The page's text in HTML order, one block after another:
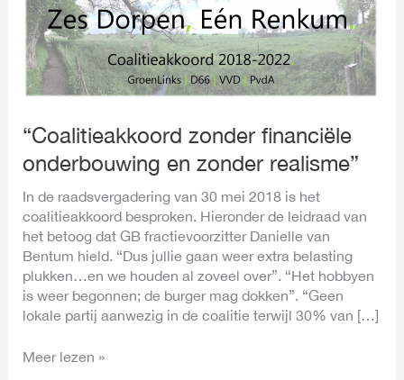
“Coalitieakkoord zonder financiële
onderbouwing en zonder realisme”
In de raadsvergadering van 30 mei 2018 is het
coalitieakkoord besproken. Hieronder de leidraad van
het betoog dat GB fractievoorzitter Danielle van
Bentum hield. “Dus jullie gaan weer extra belasting
plukken…en we houden al zoveel over”. “Het hobbyen
is weer begonnen; de burger mag dokken”. “Geen
lokale partij aanwezig in de coalitie terwijl 30% van […]
zonder
financiële
onderbouwing
en
zonder
Meer lezen »